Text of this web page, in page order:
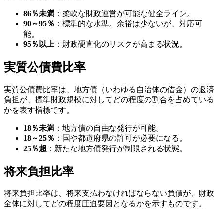
86％未満 ：柔軟な財政運営が可能な健全ライン。
90～95％ ：標準的な水準。余裕は少ないが、対応可
能。
95％以上 ：財政硬直化のリスクが高まる状況。
実質公債費比率
実質公債費比率は、地方債（いわゆる自治体の借金）の返済
負担が、標準財政規模に対してどの程度の割合を占めている
かを表す指標です。
18％未満 ：地方債の自由な発行が可能。
18～25％ ：国や都道府県の許可が必要になる。
25％超 ：新たな地方債発行が制限される状態。
将来負担比率
将来負担比率は、将来支払わなければならない負債が、財政
全体に対してどの程度圧迫要因となるかを示すものです。